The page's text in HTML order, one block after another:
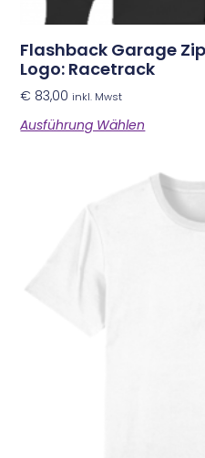
Flashback Garage
Logo: Racetrack
€ 83,00 inkl. Mwst
Ausführung Wählen